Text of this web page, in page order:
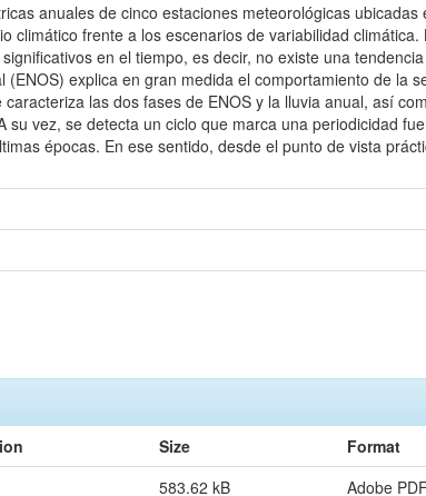
anuales de cinco estaciones meteorológicas
climático frente a los escenarios de variabilidad
en el tiempo, es decir, no existe una
explica en gran medida el comportamiento de la
las dos fases de ENOS y la lluvia anual, así
vez, se detecta un ciclo que marca una periodicidad
épocas. En ese sentido, desde el punto de vista
Size
Format
583.62 kB Adobe